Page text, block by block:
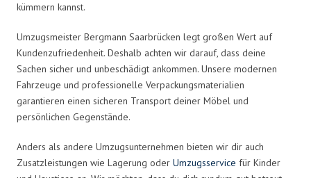
kümmern kannst.
Umzugsmeister Bergmann Saarbrücken legt großen Wert auf
Kundenzufriedenheit. Deshalb achten wir darauf, dass deine
Sachen sicher und unbeschädigt ankommen. Unsere modernen
Fahrzeuge und professionelle Verpackungsmaterialien
garantieren einen sicheren Transport deiner Möbel und
persönlichen Gegenstände.
Anders als andere Umzugsunternehmen bieten wir dir auch
Zusatzleistungen wie Lagerung oder Umzugsservice für Kinder